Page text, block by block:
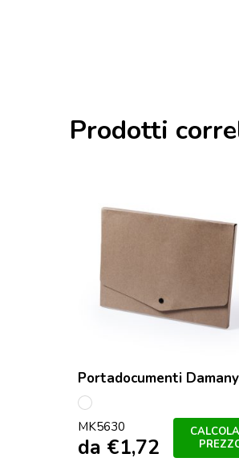
Prodotti
Portadocumenti Damany
S/C
MK5630
da €1,72